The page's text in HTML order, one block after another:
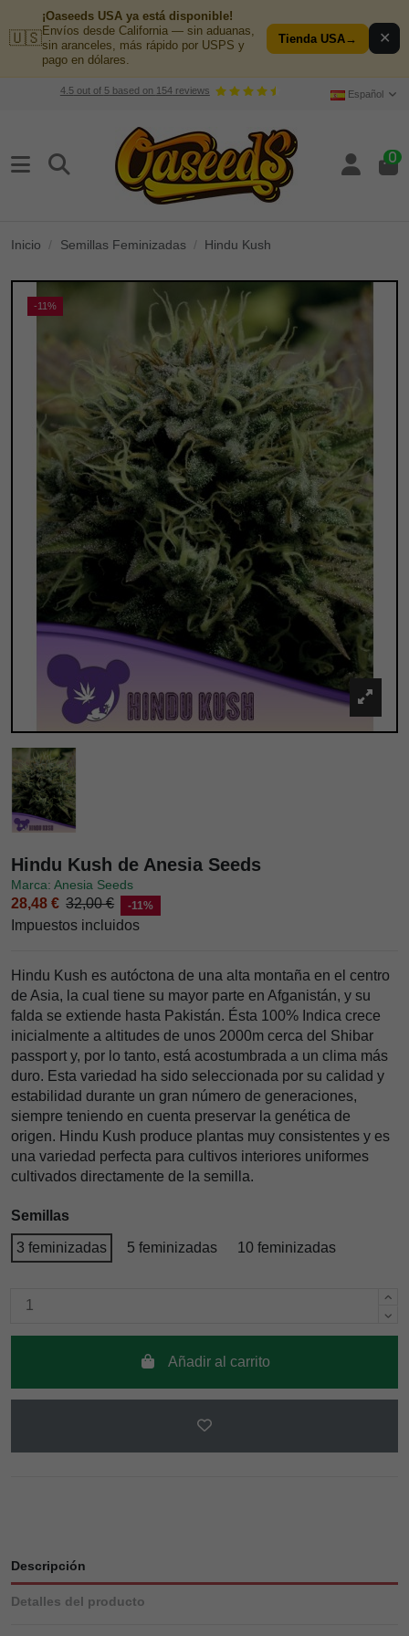
🇺🇸
¡Oaseeds USA ya está disponible!
Envíos desde California — sin aduanas,
sin aranceles, más rápido por USPS y
pago en dólares.
Tienda USA→ ✕
4.5out of 5based on 154reviews Español
0
Inicio Semillas Feminizadas Hindu Kush
-11%
Hindu Kush de Anesia Seeds
Marca: Anesia Seeds
28,48 € 32,00 € -11%
Impuestos incluidos
Hindu Kush es autóctona de una alta montaña en el centro
de Asia, la cual tiene su mayor parte en Afganistán, y su
falda se extiende hasta Pakistán. Ésta 100% Indica crece
inicialmente a altitudes de unos 2000m cerca del Shibar
passport y, por lo tanto, está acostumbrada a un clima más
duro. Esta variedad ha sido seleccionada por su calidad y
estabilidad durante un gran número de generaciones,
siempre teniendo en cuenta preservar la genética de
origen. Hindu Kush produce plantas muy consistentes y es
una variedad perfecta para cultivos interiores uniformes
cultivados directamente de la semilla.
Semillas
3 feminizadas 5 feminizadas 10 feminizadas
Añadir al carrito
Descripción
Detalles del producto